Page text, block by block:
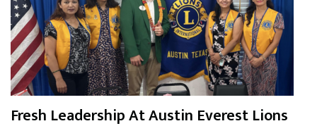
Fresh Leadership At Austin Everest Lions